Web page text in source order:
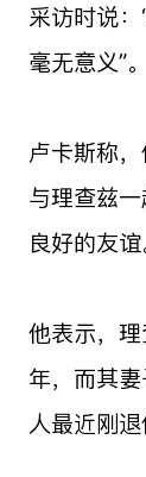
采访时说
毫无意义”。
卢卡斯称
与理查兹
良好的友谊
他表示，
年，而其
人最近刚退